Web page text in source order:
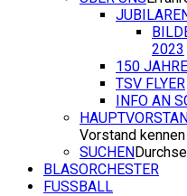
2023
150
TSV FLYER
INFO AN
Vorstand kennen
SUCHEN
BLASORCHESTER
FUSSBALL